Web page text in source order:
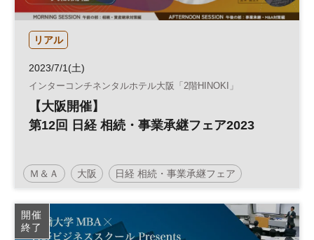
リアル
2023/7/1(土)
インターコンチネンタルホテル大阪「2階HINOKI」
【大阪開催】
第12回 日経 相続・事業承継フェア2023
Ｍ＆Ａ 大阪 日経 相続・事業承継フェア
事業承継 終活 相続 資産承継 参加無料
土日祝開催
開催
終了